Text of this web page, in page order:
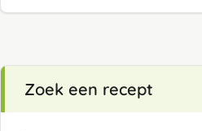
Zoek een recept